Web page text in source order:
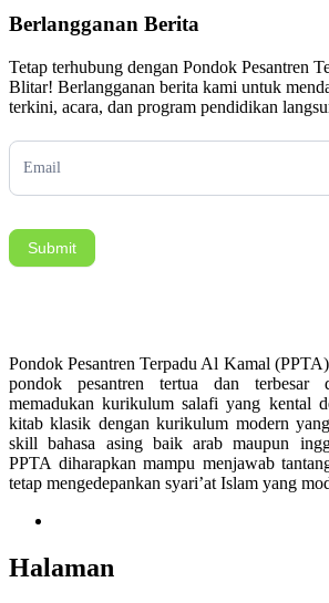
Berlangganan Berita
Tetap terhubung dengan Pondok Pesantren
Blitar! Berlangganan berita kami untuk
terkini, acara, dan program pendidikan
Subscription
Submit
Pondok Pesantren Terpadu Al Kamal
pondok pesantren tertua dan
memadukan kurikulum salafi yang kental
kitab klasik dengan kurikulum modern
skill bahasa asing baik arab maupun
PPTA diharapkan mampu menjawab
tetap mengedepankan syari’at Islam yang
Halaman